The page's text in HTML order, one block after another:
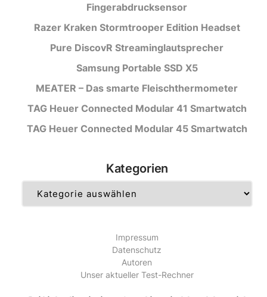
Fingerabdrucksensor
Razer Kraken Stormtrooper Edition Headset
Pure DiscovR Streaminglautsprecher
Samsung Portable SSD X5
MEATER – Das smarte Fleischthermometer
TAG Heuer Connected Modular 41 Smartwatch
TAG Heuer Connected Modular 45 Smartwatch
Kategorien
Impressum
Datenschutz
Autoren
Unser aktueller Test-Rechner